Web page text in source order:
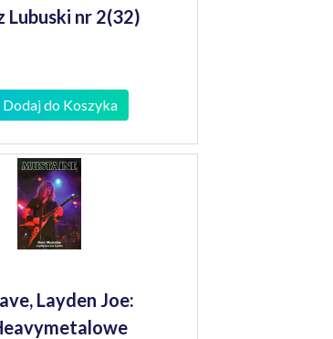
Lubuski nr 2(32)
Dodaj do Koszyka
Layden Joe: